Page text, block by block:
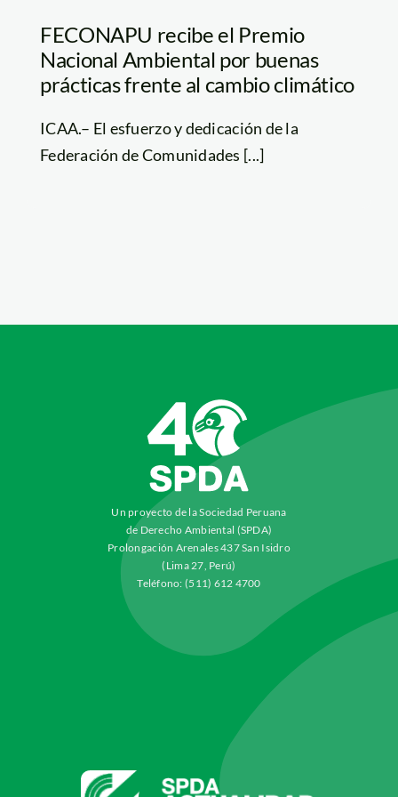
FECONAPU recibe el Premio
Nacional Ambiental por buenas
prácticas frente al cambio climático
ICAA.– El esfuerzo y dedicación de la
Federación de Comunidades [...]
Un proyecto de la Sociedad Peruana
de Derecho Ambiental (SPDA)
Prolongación Arenales 437 San Isidro
(Lima 27, Perú)
Teléfono: (511) 612 4700